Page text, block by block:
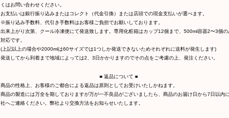
くはお問い合わせください。
お支払いは銀行振り込みまたはコレクト（代金引換）または店頭での現金支払いが選べます。
※振り込み手数料、代引き手数料はお客様ご負担でお願いしております。
出来上がり次第、クール冷凍便にて発送致します。専用化粧箱はカップ12個まで、500ml容器2〜3個の
対応です。
(上記以上の場合や2000mlは60サイズでは1つしか発送できないためそれぞれに送料が発生します)
発送してから到着まで地域によっては2、3日かかりますのでその点をご考慮の上、発注ください。
■ 返品について ■
商品の性格上、お客様のご都合による返品は原則としてお受けいたしかねます。
商品の製造には万全を期しておりますが万が一不良品がございましたら、商品のお届け日から7日以内
社へご連絡ください。弊社より交換方法をお知らせいたします。